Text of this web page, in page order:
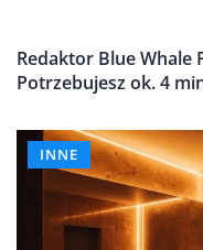
Redaktor Blue Whale
Potrzebujesz ok. 4
INNE